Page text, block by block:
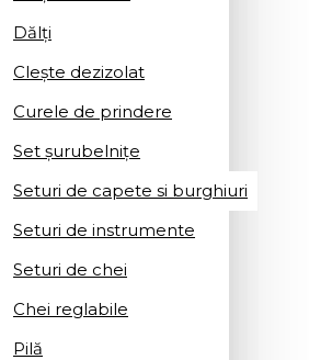
Dălți
Clește dezizolat
Curele de prindere
Set șurubelnițe
Seturi de capete si burghiuri
Seturi de instrumente
Seturi de chei
Chei reglabile
Pilă